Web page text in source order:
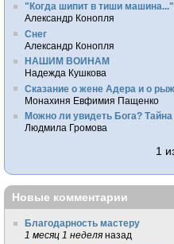
"Когда шипит в тиши машина..."
Александр Конопля
Снег
Александр Конопля
НАШИМ ВОИНАМ
Надежда Кушкова
Сказание о жене Адера и о
Монахиня Евфимия Пащенко
Можно ли увидеть Бога?
Людмила Громова
1
Новые комментарии
Благодарность мастеру
1 месяц 1 неделя назад